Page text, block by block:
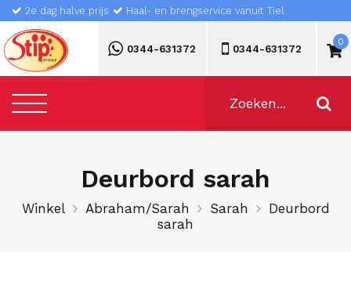
2e dag halve prijs Haal- en brengservice vanuit Tiel
0344-631372 0344-631372
0
Deurbord sarah
Winkel Abraham/Sarah Sarah
Deurbord
sarah